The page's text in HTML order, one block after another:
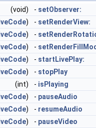
(void) - setObserver:
) - setRenderView:
) -
) -
) - startLivePlay:
) - stopPlay
(int)
- isPlaying
) - pauseAudio
) - resumeAudio
) - pauseVideo